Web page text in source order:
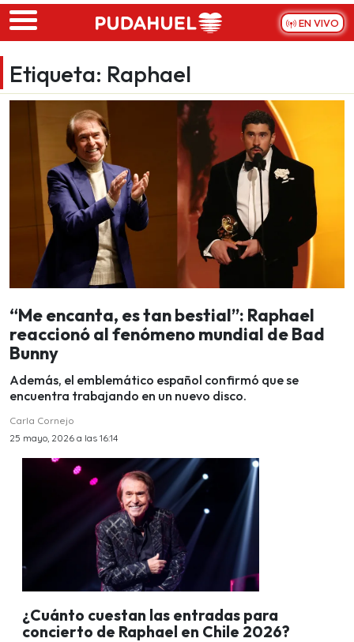
Skip to main content
EN VIVO
Etiqueta: Raphael
“Me encanta, es tan bestial”: Raphael
reaccionó al fenómeno mundial de Bad
Bunny
Además, el emblemático español confirmó que se
encuentra trabajando en un nuevo disco.
Carla Cornejo
25 mayo, 2026 a las 16:14
¿Cuánto cuestan las entradas para
concierto de Raphael en Chile 2026?